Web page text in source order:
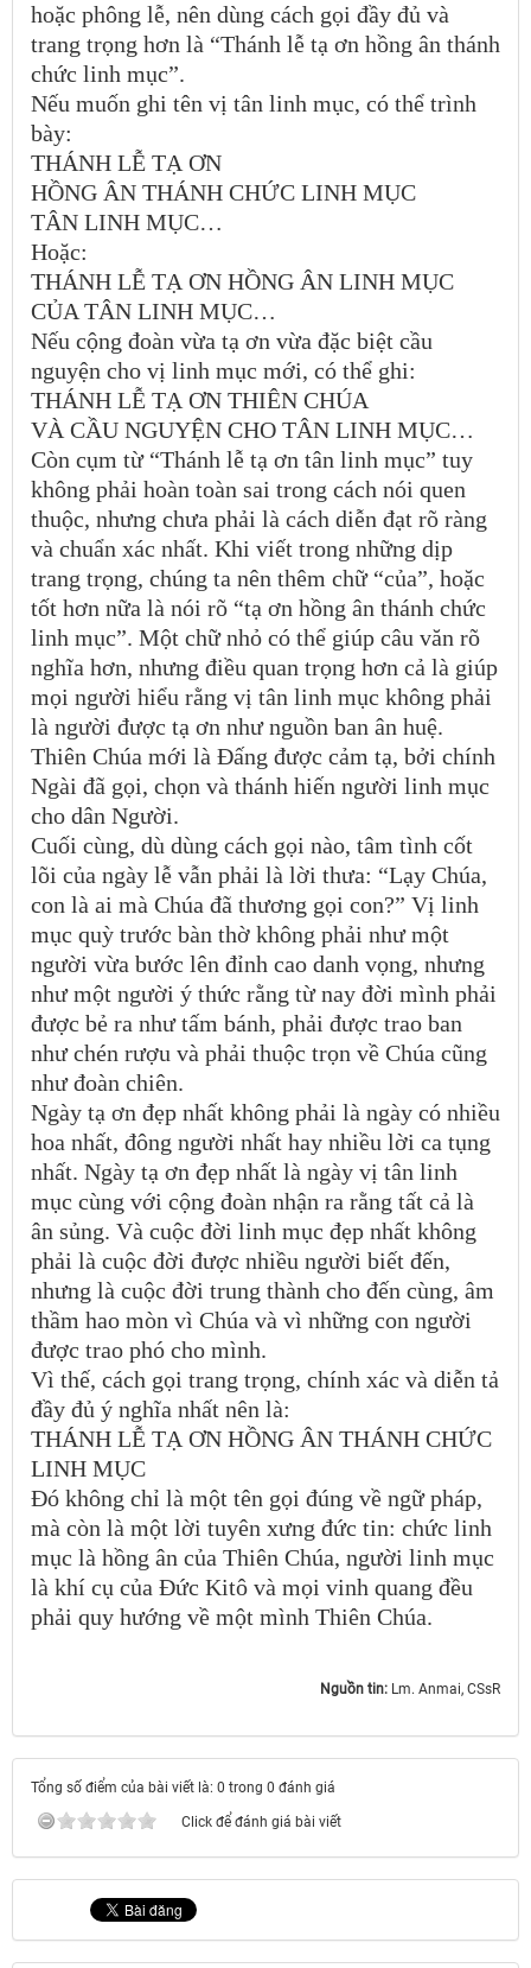
hoặc phông lễ, nên dùng cách gọi đầy đủ và
trang trọng hơn là “Thánh lễ tạ ơn hồng ân thánh
chức linh mục”.
Nếu muốn ghi tên vị tân linh mục, có thể trình
bày:
THÁNH LỄ TẠ ƠN
HỒNG ÂN THÁNH CHỨC LINH MỤC
TÂN LINH MỤC…
Hoặc:
THÁNH LỄ TẠ ƠN HỒNG ÂN LINH MỤC
CỦA TÂN LINH MỤC…
Nếu cộng đoàn vừa tạ ơn vừa đặc biệt cầu
nguyện cho vị linh mục mới, có thể ghi:
THÁNH LỄ TẠ ƠN THIÊN CHÚA
VÀ CẦU NGUYỆN CHO TÂN LINH MỤC…
Còn cụm từ “Thánh lễ tạ ơn tân linh mục” tuy
không phải hoàn toàn sai trong cách nói quen
thuộc, nhưng chưa phải là cách diễn đạt rõ ràng
và chuẩn xác nhất. Khi viết trong những dịp
trang trọng, chúng ta nên thêm chữ “của”, hoặc
tốt hơn nữa là nói rõ “tạ ơn hồng ân thánh chức
linh mục”. Một chữ nhỏ có thể giúp câu văn rõ
nghĩa hơn, nhưng điều quan trọng hơn cả là giúp
mọi người hiểu rằng vị tân linh mục không phải
là người được tạ ơn như nguồn ban ân huệ.
Thiên Chúa mới là Đấng được cảm tạ, bởi chính
Ngài đã gọi, chọn và thánh hiến người linh mục
cho dân Người.
Cuối cùng, dù dùng cách gọi nào, tâm tình cốt
lõi của ngày lễ vẫn phải là lời thưa: “Lạy Chúa,
con là ai mà Chúa đã thương gọi con?” Vị linh
mục quỳ trước bàn thờ không phải như một
người vừa bước lên đỉnh cao danh vọng, nhưng
như một người ý thức rằng từ nay đời mình phải
được bẻ ra như tấm bánh, phải được trao ban
như chén rượu và phải thuộc trọn về Chúa cũng
như đoàn chiên.
Ngày tạ ơn đẹp nhất không phải là ngày có nhiều
hoa nhất, đông người nhất hay nhiều lời ca tụng
nhất. Ngày tạ ơn đẹp nhất là ngày vị tân linh
mục cùng với cộng đoàn nhận ra rằng tất cả là
ân sủng. Và cuộc đời linh mục đẹp nhất không
phải là cuộc đời được nhiều người biết đến,
nhưng là cuộc đời trung thành cho đến cùng, âm
thầm hao mòn vì Chúa và vì những con người
được trao phó cho mình.
Vì thế, cách gọi trang trọng, chính xác và diễn tả
đầy đủ ý nghĩa nhất nên là:
THÁNH LỄ TẠ ƠN HỒNG ÂN THÁNH CHỨC
LINH MỤC
Đó không chỉ là một tên gọi đúng về ngữ pháp,
mà còn là một lời tuyên xưng đức tin: chức linh
mục là hồng ân của Thiên Chúa, người linh mục
là khí cụ của Đức Kitô và mọi vinh quang đều
phải quy hướng về một mình Thiên Chúa.
Nguồn tin: Lm. Anmai, CSsR
Tổng số điểm của bài viết là: 0 trong 0 đánh giá
Click để đánh giá bài viết